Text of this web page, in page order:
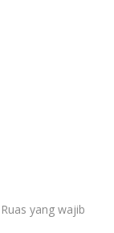
Ruas yang wajib